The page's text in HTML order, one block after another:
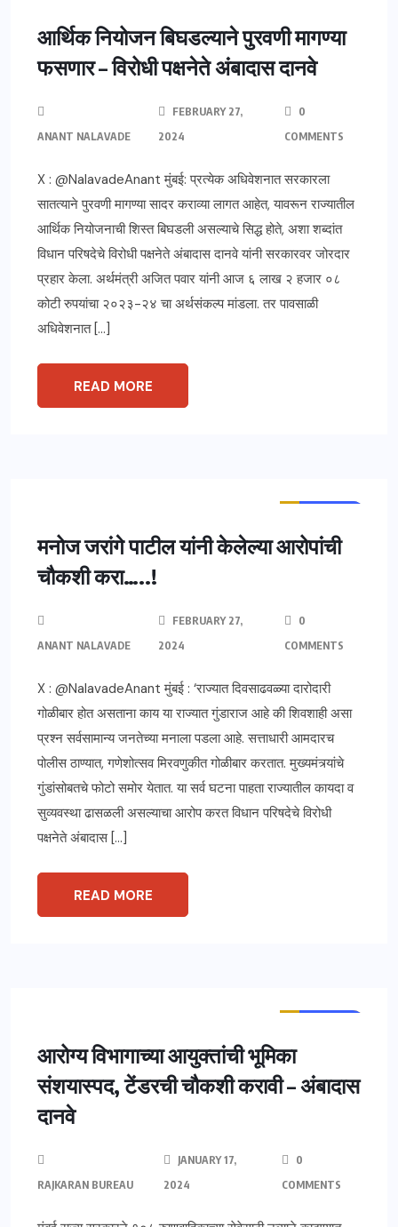
आर्थिक नियोजन बिघडल्याने पुरवणी मागण्या
फसणार – विरोधी पक्षनेते अंबादास दानवे
ANANT NALAVADE
FEBRUARY 27,
2024
0
COMMENTS
X : @NalavadeAnant मुंबई: प्रत्येक अधिवेशनात सरकारला
सातत्याने पुरवणी मागण्या सादर कराव्या लागत आहेत, यावरून राज्यातील
आर्थिक नियोजनाची शिस्त बिघडली असल्याचे सिद्ध होते, अशा शब्दांत
विधान परिषदेचे विरोधी पक्षनेते अंबादास दानवे यांनी सरकारवर जोरदार
प्रहार केला. अर्थमंत्री अजित पवार यांनी आज ६ लाख २ हजार ०८
कोटी रुपयांचा २०२३-२४ चा अर्थसंकल्प मांडला. तर पावसाळी
अधिवेशनात […]
READ MORE
मनोज जरांगे पाटील यांनी केलेल्या आरोपांची
चौकशी करा…..!
ANANT NALAVADE
FEBRUARY 27,
2024
0
COMMENTS
X : @NalavadeAnant मुंबई : ‘राज्यात दिवसाढवळ्या दारोदारी
गोळीबार होत असताना काय या राज्यात गुंडाराज आहे की शिवशाही असा
प्रश्न सर्वसामान्य जनतेच्या मनाला पडला आहे. सत्ताधारी आमदारच
पोलीस ठाण्यात, गणेशोत्सव मिरवणुकीत गोळीबार करतात. मुख्यमंत्र्यांचे
गुंडांसोबतचे फोटो समोर येतात. या सर्व घटना पाहता राज्यातील कायदा व
सुव्यवस्था ढासळली असल्याचा आरोप करत विधान परिषदेचे विरोधी
पक्षनेते अंबादास […]
READ MORE
आरोग्य विभागाच्या आयुक्तांची भूमिका
संशयास्पद, टेंडरची चौकशी करावी – अंबादास
दानवे
RAJKARAN BUREAU
JANUARY 17,
2024
0
COMMENTS